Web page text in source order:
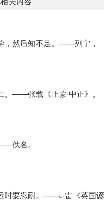
，然后知不足。——列宁，
。——张载《正蒙·中正》。
佚名。
时要忍耐。——J·雷《英国